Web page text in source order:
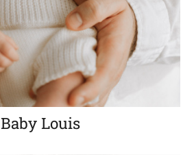
Baby Louis